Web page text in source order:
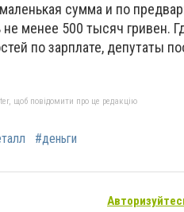
сумма и по
менее 500 тысяч гривен.
по зарплате, депутаты
щоб повідомити про це редакцію
#деньги